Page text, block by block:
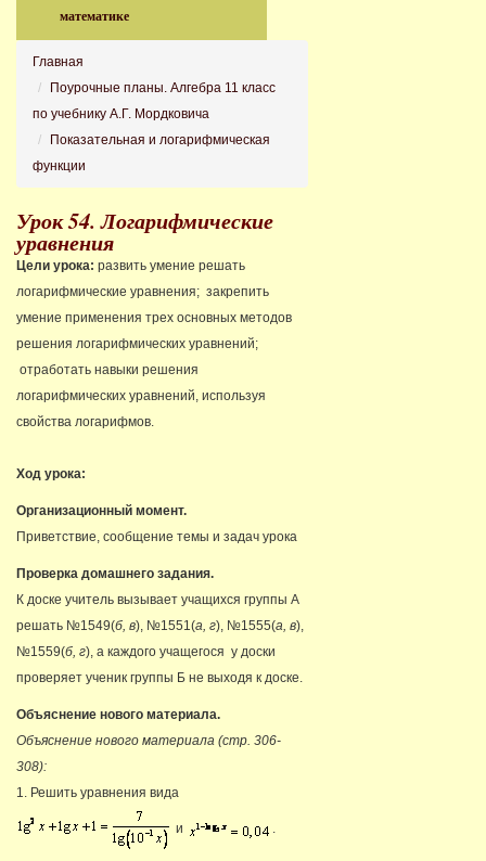
математике
Главная
Поурочные планы. Алгебра 11 класс
по учебнику А.Г. Мордковича
Показательная и логарифмическая
функции
Урок 54. Логарифмические
уравнения
Цели урока: развить умение решать
логарифмические уравнения; закрепить
умение применения трех основных методов
решения логарифмических уравнений;
отработать навыки решения
логарифмических уравнений, используя
свойства логарифмов.
Ход урока:
Организационный момент.
Приветствие, сообщение темы и задач урока
Проверка домашнего задания.
К доске учитель вызывает учащихся группы А
решать №1549(б, в), №1551(а, г), №1555(а, в),
№1559(б, г), а каждого учащегося у доски
проверяет ученик группы Б не выходя к доске.
Объяснение нового материала.
Объяснение нового материала (стр. 306-
308):
1. Решить уравнения вида
и .